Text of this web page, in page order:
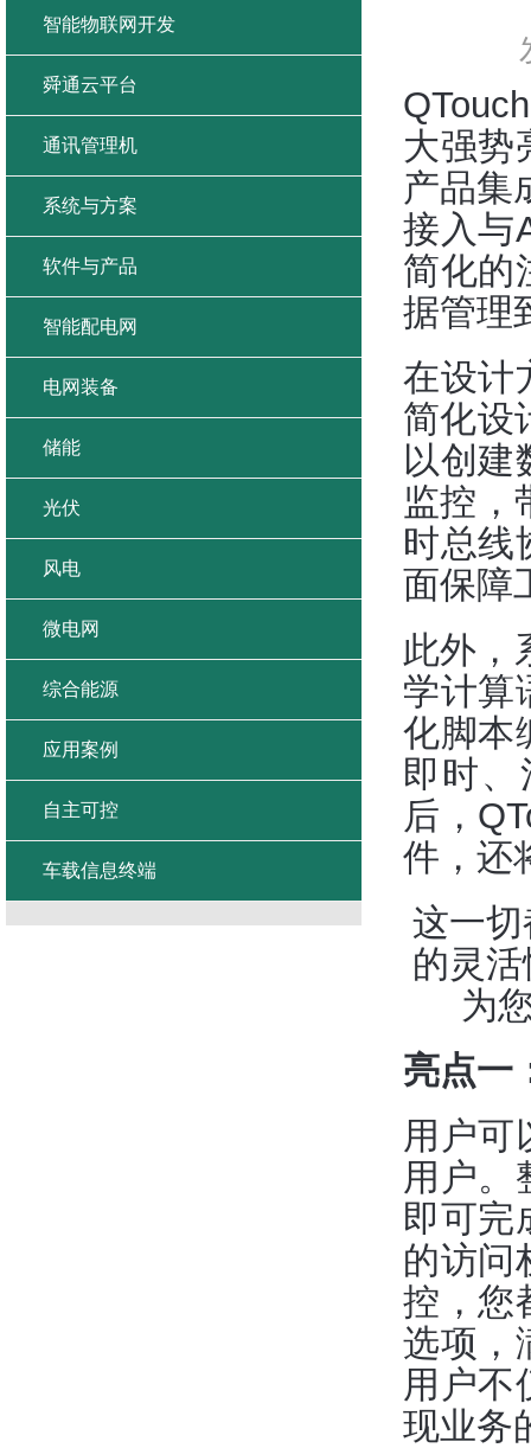
大强势
产品集
接入与
简化的
据管理
在设计
简化设
以创建
监控，
时总线
面保障
此外，
学计算
化脚本
即时
后，
件，还
这一
的灵
为
亮点一
用户可
用户。
即可完
的访问
控，您
选项，
用户不
现业务
智能物联网开发
舜通云平台
通讯管理机
系统与方案
软件与产品
智能配电网
电网装备
储能
光伏
风电
微电网
综合能源
应用案例
自主可控
车载信息终端